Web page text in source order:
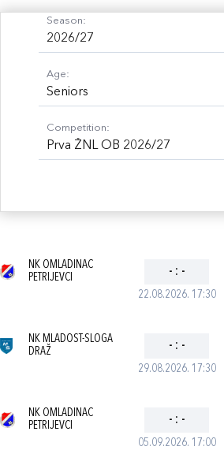
Season:
2026/27
Age:
Seniors
Competition:
Prva ŽNL OB 2026/27
22.08.2026. 17:30
NK OMLADINAC
PETRIJEVCI
- : -
29.08.2026. 17:30
NK MLADOST-SLOGA
DRAŽ
- : -
05.09.2026. 17:00
NK OMLADINAC
PETRIJEVCI
- : -